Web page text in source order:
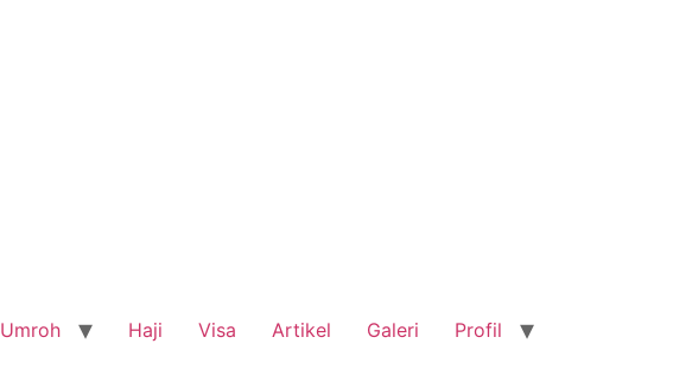
Umroh Haji Visa Artikel Galeri Profil